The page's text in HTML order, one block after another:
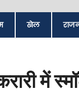
खेल
में